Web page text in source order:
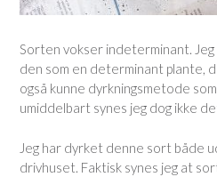
Sorten vokser indeterminant.
den som en determinant plante,
også kunne dyrkningsmetode
umiddelbart synes jeg dog ikke
Jeg har dyrket denne sort både
drivhuset. Faktisk synes jeg at